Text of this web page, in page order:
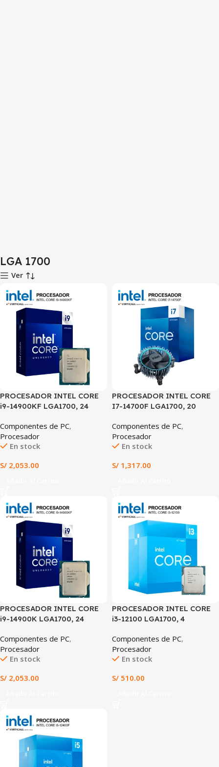
LGA 1700
Ver
PROCESADOR INTEL CORE
i9-14900KF LGA1700, 24
HILOS, HASTA 6.0GHz,
CACHE 36MB,
DESBLOQUEADO PARA
INTEGRADOS)
Componentes de PC,
Procesador
En stock
S/ 2,053.00
PROCESADOR INTEL CORE
I7-14700F LGA1700, 20
HILOS, HASTA 5.4GHz,
CACHE 61MB
Componentes de PC,
Procesador
En stock
S/ 1,317.00
PROCESADOR INTEL CORE
i9-14900K LGA1700, 24
HILOS, HASTA 6.0GHz,
CACHE 36MB,
DESBLOQUEADO PARA
Componentes de PC,
Procesador
En stock
S/ 2,053.00
PROCESADOR INTEL CORE
i3-12100 LGA1700, 4
4.3GHz, CACHE 12MB, ALTO
RENDIMIENTO PARA
OFIMÁTICA Y GAMING
Componentes de PC,
Procesador
En stock
S/ 510.00